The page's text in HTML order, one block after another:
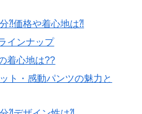
⁈価格や着心地は⁈
インナップ
着心地は??
ト・感動パンツの魅力と